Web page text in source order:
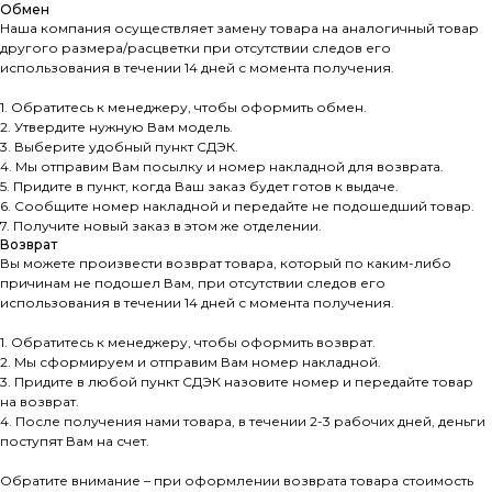
Обмен
Наша компания осуществляет замену товара на аналогичный товар
другого размера/расцветки при отсутствии следов его
использования в течении 14 дней с момента получения.
1. Обратитесь к менеджеру, чтобы оформить обмен.
2. Утвердите нужную Вам модель.
3. Выберите удобный пункт СДЭК.
4. Мы отправим Вам посылку и номер накладной для возврата.
5. Придите в пункт, когда Ваш заказ будет готов к выдаче.
6. Сообщите номер накладной и передайте не подошедший товар.
7. Получите новый заказ в этом же отделении.
Возврат
Вы можете произвести возврат товара, который по каким-либо
причинам не подошел Вам, при отсутствии следов его
использования в течении 14 дней с момента получения.
1. Обратитесь к менеджеру, чтобы оформить возврат.
2. Мы сформируем и отправим Вам номер накладной.
3. Придите в любой пункт СДЭК назовите номер и передайте товар
на возврат.
4. После получения нами товара, в течении 2-3 рабочих дней, деньги
поступят Вам на счет.
Обратите внимание – при оформлении возврата товара стоимость